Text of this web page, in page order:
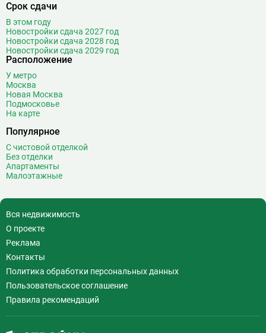
Водный стадион
Войковская
Волгоградский проспект
Волжская
Волоколамская
Воробьёвы горы
Воронцовская
Выставочный центр
Выхино
Г Генерала Тюленева
Деловой центр
Динамо
Добрынинская
Домодедовская
Дорогомиловская
Достоевская
Дубровка 14
Срок сдачи
В этом году
Новостройки сдача 2027 год
Новостройки сдача 2028 год
Новостройки сдача 2029 год
Расположение
У метро
Москва
Новая Москва
Подмосковье
На карте
Популярное
С чистовой отделкой
Без отделки
Апартаменты
Малоэтажные
Вся недвижимость
О проекте
Реклама
Контакты
Политика обработки персональных данных
Пользовательское соглашение
Правила рекомендаций